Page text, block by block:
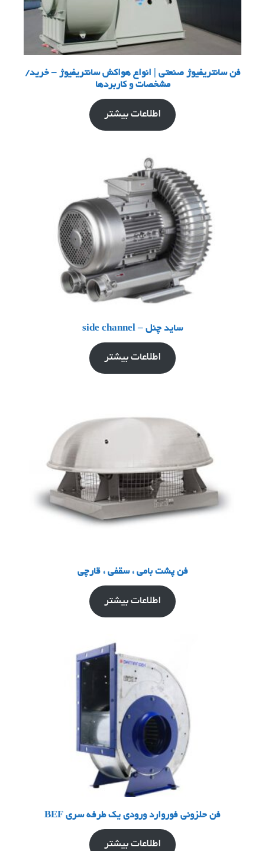
فن سانتریفیوژ صنعتی | انواع هواکش سانتریفیوژ – خرید/
مشخصات و کاربردها
اطلاعات بیشتر
ساید چنل – side channel
اطلاعات بیشتر
فن پشت بامی ، سقفی ، قارچی
اطلاعات بیشتر
فن حلزونی فوروارد ورودی یک طرفه سری BEF
اطلاعات بیشتر